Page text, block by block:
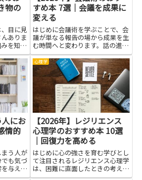
物の
目に見
ありま
を知る
んな役
絵や話
ます。
で、身の
が育
すめ本 7選｜会議を成果に
変える
はじめに会議術を学ぶことで、会
議が単なる報告の場から成果を生
む時間へと変わります。話の進め
方や議題の整理、時間配分、参加
者の役割づけといった基本を身に
つければ、無駄な議論や長引く会
議を減らし、意思決定をスムーズ
にできます。メンバーの理解が
深...
にお
情的
う人が
も気づ
与えが
は、不
心理学
【2026年】レジリエンス
心理学のおすすめ本 10選
｜回復力を高める
はじめに心の強さを育む学びとし
て注目されるレジリエンス心理学
は、困難に直面したときの考え方
と行動のふるまいを整えるヒント